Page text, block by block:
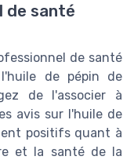
de santé
de santé
de pépin de
de l'associer à
avis sur l'huile de
positifs quant à
et la santé de la